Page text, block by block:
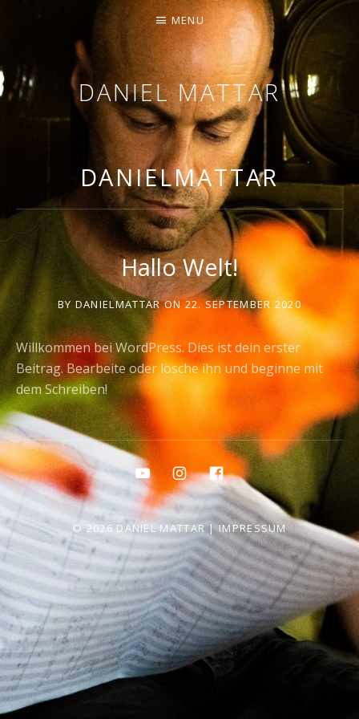
DANIEL MATTAR
SINGING / ARRANGING / COMPOSING
MENU
DANIELMATTAR
Hallo Welt!
BY DANIELMATTAR ON 22. SEPTEMBER 2020
Willkommen bei WordPress. Dies ist dein erster
Beitrag. Bearbeite oder lösche ihn und beginne mit
dem Schreiben!
Social Media Profiles
YoutubeInstagram
Facebook
© 2026 DANIEL MATTAR |IMPRESSUM